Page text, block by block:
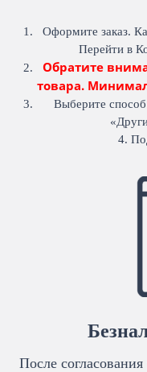
Оформите заказ.
Перейти в
Обратите
товара.
Выберите
После